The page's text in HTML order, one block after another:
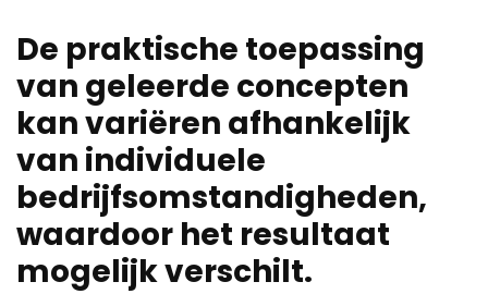
De praktische toepassing
van geleerde concepten
kan variëren afhankelijk
van individuele
bedrijfsomstandigheden,
waardoor het resultaat
mogelijk verschilt.